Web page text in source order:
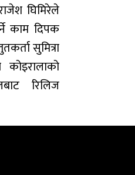
घिमिरेले
काम दिपक
सुमित्रा
रिलिज